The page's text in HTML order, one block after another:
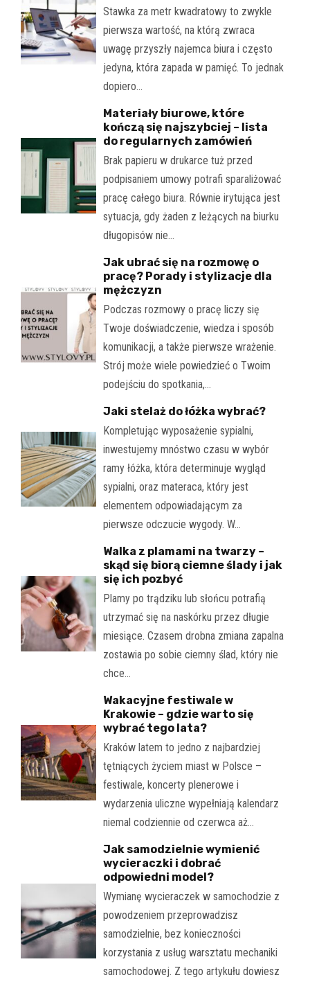
Stawka za metr kwadratowy to zwykle
pierwsza wartość, na którą zwraca
uwagę przyszły najemca biura i często
jedyna, która zapada w pamięć. To jednak
dopiero…
Materiały biurowe, które
kończą się najszybciej – lista
do regularnych zamówień
Brak papieru w drukarce tuż przed
podpisaniem umowy potrafi sparaliżować
pracę całego biura. Równie irytująca jest
sytuacja, gdy żaden z leżących na biurku
długopisów nie…
Jak ubrać się na rozmowę o
pracę? Porady i stylizacje dla
mężczyzn
Podczas rozmowy o pracę liczy się
Twoje doświadczenie, wiedza i sposób
komunikacji, a także pierwsze wrażenie.
Strój może wiele powiedzieć o Twoim
podejściu do spotkania,…
Jaki stelaż do łóżka wybrać?
Kompletując wyposażenie sypialni,
inwestujemy mnóstwo czasu w wybór
ramy łóżka, która determinuje wygląd
sypialni, oraz materaca, który jest
elementem odpowiadającym za
pierwsze odczucie wygody. W…
Walka z plamami na twarzy –
skąd się biorą ciemne ślady i jak
się ich pozbyć
Plamy po trądziku lub słońcu potrafią
utrzymać się na naskórku przez długie
miesiące. Czasem drobna zmiana zapalna
zostawia po sobie ciemny ślad, który nie
chce…
Wakacyjne festiwale w
Krakowie – gdzie warto się
wybrać tego lata?
Kraków latem to jedno z najbardziej
tętniących życiem miast w Polsce –
festiwale, koncerty plenerowe i
wydarzenia uliczne wypełniają kalendarz
niemal codziennie od czerwca aż…
Jak samodzielnie wymienić
wycieraczki i dobrać
odpowiedni model?
Wymianę wycieraczek w samochodzie z
powodzeniem przeprowadzisz
samodzielnie, bez konieczności
korzystania z usług warsztatu mechaniki
samochodowej. Z tego artykułu dowiesz